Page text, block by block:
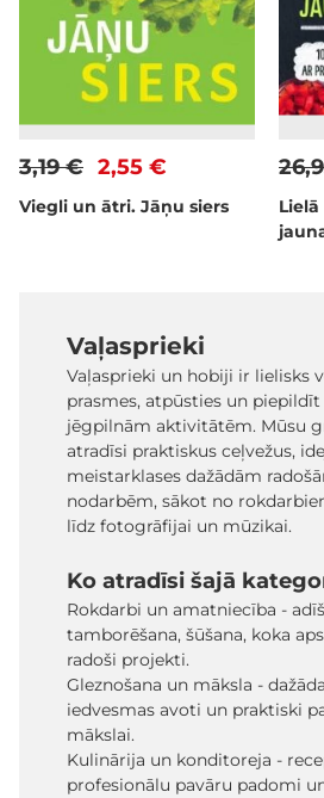
2,55 €
3,19 €
Viegli un ātri. Jāņu siers
Vaļasprieki
Vaļasprieki un hobiji ir lielisks
prasmes, atpūsties un
jēgpilnām aktivitātēm. Mūsu
atradīsi praktiskus ceļvežus,
meistarklases dažādām
nodarbēm, sākot no
līdz fotogrāfijai un mūzikai.
Ko atradīsi šajā
Rokdarbi un amatniecība -
tamborēšana, šūšana, koka
radoši projekti.
Gleznošana un māksla -
iedvesmas avoti un praktiski
mākslai.
Kulinārija un konditoreja -
profesionālu pavāru padomi